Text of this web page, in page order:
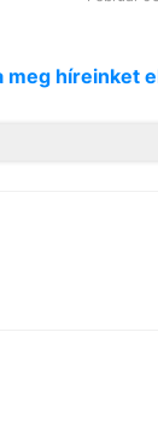
meg híreinket